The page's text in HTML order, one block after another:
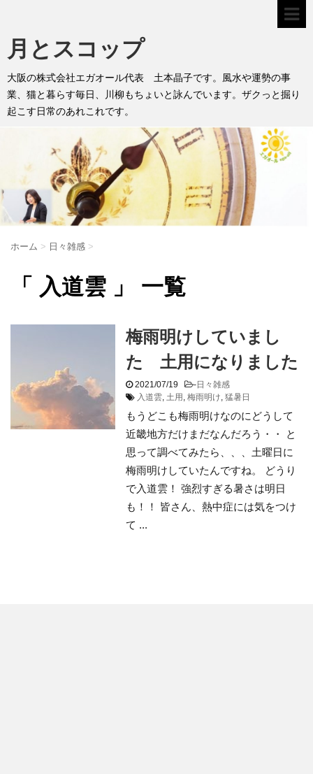
月とスコップ
大阪の株式会社エガオール代表 土本晶子です。風水や運勢の事
業、猫と暮らす毎日、川柳もちょいと詠んでいます。ザクっと掘り
起こす日常のあれこれです。
ホーム > 日々雑感 >
「 入道雲 」 一覧
梅雨明けしていまし
た 土用になりました
2021/07/19 -日々雑感
入道雲, 土用 , 梅雨明け, 猛暑日
もうどこも梅雨明けなのにどうして
近畿地方だけまだなんだろう・・ と
思って調べてみたら、、、土曜日に
梅雨明けしていたんですね。 どうり
で入道雲！ 強烈すぎる暑さは明日
も！！ 皆さん、熱中症には気をつけ
て ...